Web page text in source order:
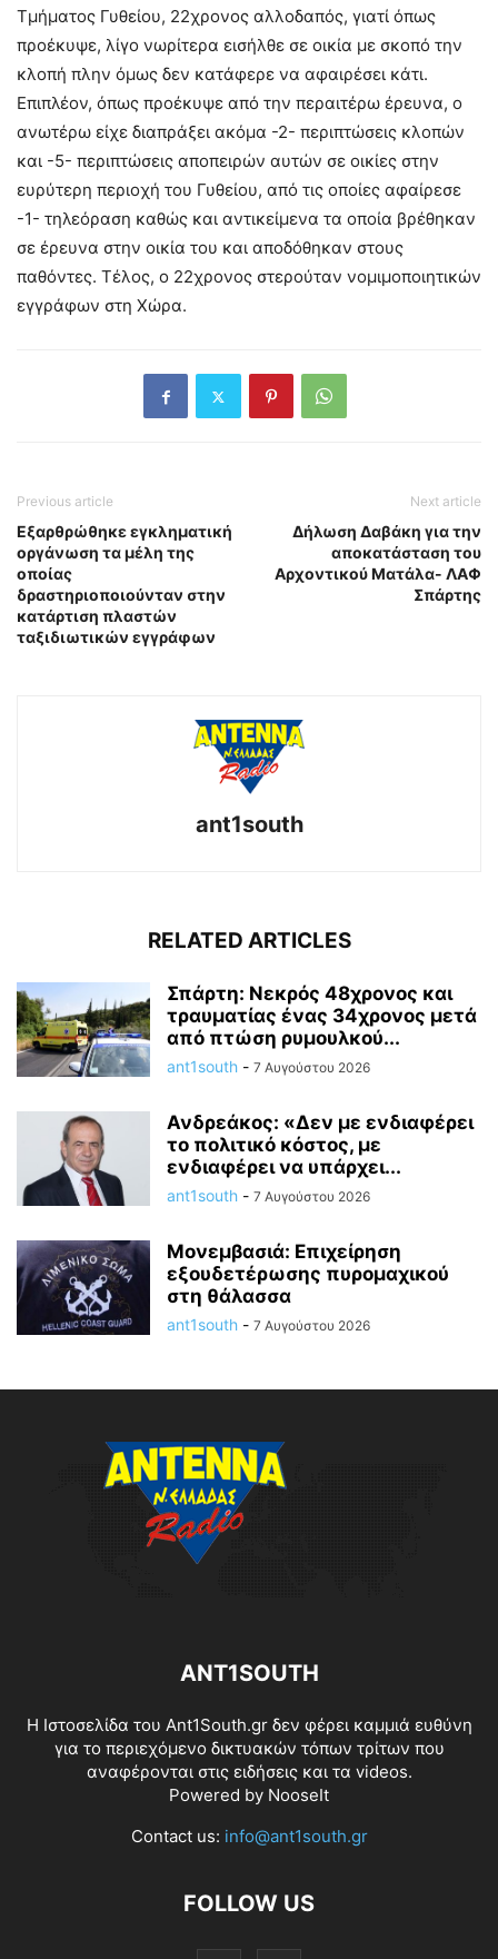
Τμήματος Γυθείου, 22χρονος αλλοδαπός, γιατί όπως
προέκυψε, λίγο νωρίτερα εισήλθε σε οικία με σκοπό την
κλοπή πλην όμως δεν κατάφερε να αφαιρέσει κάτι.
Επιπλέον, όπως προέκυψε από την περαιτέρω έρευνα, ο
ανωτέρω είχε διαπράξει ακόμα -2- περιπτώσεις κλοπών
και -5- περιπτώσεις αποπειρών αυτών σε οικίες στην
ευρύτερη περιοχή του Γυθείου, από τις οποίες αφαίρεσε
-1- τηλεόραση καθώς και αντικείμενα τα οποία βρέθηκαν
σε έρευνα στην οικία του και αποδόθηκαν στους
παθόντες. Τέλος, ο 22χρονος στερούταν νομιμοποιητικών
εγγράφων στη Χώρα.
Previous article
Εξαρθρώθηκε εγκληματική
οργάνωση τα μέλη της
οποίας
δραστηριοποιούνταν στην
κατάρτιση πλαστών
ταξιδιωτικών εγγράφων
Next article
Δήλωση Δαβάκη για την
αποκατάσταση του
Αρχοντικού Ματάλα- ΛΑΦ
Σπάρτης
ant1south
RELATED ARTICLES
Σπάρτη: Νεκρός 48χρονος και
τραυματίας ένας 34χρονος μετά
από πτώση ρυμουλκού...
ant1south - 7 Αυγούστου 2026
Ανδρεάκος: «Δεν με ενδιαφέρει
το πολιτικό κόστος, με
ενδιαφέρει να υπάρχει...
ant1south - 7 Αυγούστου 2026
Μονεμβασιά: Επιχείρηση
εξουδετέρωσης πυρομαχικού
στη θάλασσα
ant1south - 7 Αυγούστου 2026
ANT1SOUTH
Η Ιστοσελίδα του Ant1South.gr δεν φέρει καμμιά ευθύνη
για το περιεχόμενο δικτυακών τόπων τρίτων που
αναφέρονται στις ειδήσεις και τα videos.
Powered by NooseIt
Contact us: info@ant1south.gr
FOLLOW US